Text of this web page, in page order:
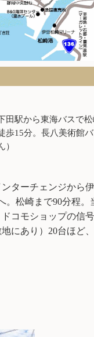
田駅から東海バスで
歩15分。長八美術館
）
ターチェンジから
。松崎まで90分程。
コモショップの信
にあり）20台ほど、